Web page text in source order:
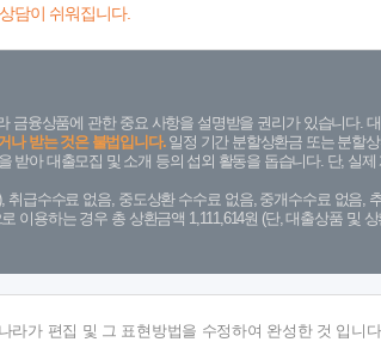
담이 쉬워집니다.
융상품에 관한 중요 사항을 설명받을 권리가 있습니다.
나 받는 것은 불법입니다.일정 기간 분할상환금 또는 분할
아 대출모집 및 소개 등의 섭외 활동을 돕습니다. 단, 실
급수수료 없음, 중도상환 수수료 없음, 중개수수료 없음,
이용하는 경우 총 상환금액 1,111,614원 (단, 대출상품 및
라가 편집 및 그 표현방법을 수정하여 완성한 것 입니